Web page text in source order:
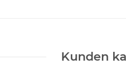
Kunden